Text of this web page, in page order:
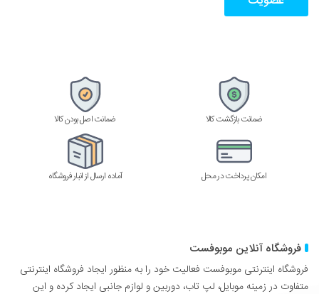
ضمانت بازگشت کالا ضمانت اصل بودن کالا
امکان پرداخت در محل آماده ارسال از انبار فروشگاه
فروشگاه آنلاین موبوفست
فروشگاه اینترنتی موبوفست فعالیت خود را به منظور ایجاد فروشگاه اینترنتی
متفاوت در زمینه موبایل، لپ تاب، دوربین و لوازم جانبی ایجاد کرده و این